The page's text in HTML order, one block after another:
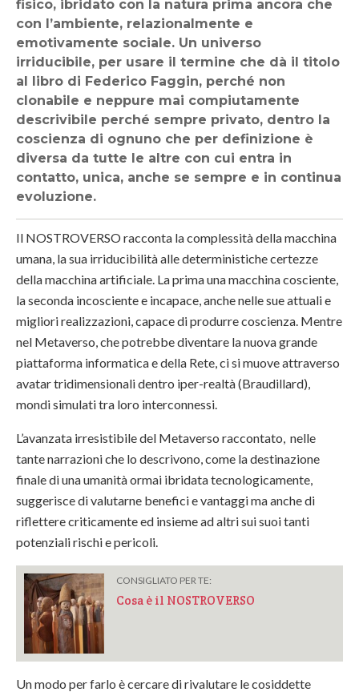
fisico, ibridato con la natura prima ancora che
con l’ambiente, relazionalmente e
emotivamente sociale. Un universo
irriducibile, per usare il termine che dà il titolo
al libro di Federico Faggin, perché non
clonabile e neppure mai compiutamente
descrivibile perché sempre privato, dentro la
coscienza di ognuno che per definizione è
diversa da tutte le altre con cui entra in
contatto, unica, anche se sempre e in continua
evoluzione.
Il NOSTROVERSO racconta la complessità della macchina
umana, la sua irriducibilità alle deterministiche certezze
della macchina artificiale. La prima una macchina cosciente,
la seconda incosciente e incapace, anche nelle sue attuali e
migliori realizzazioni, capace di produrre coscienza. Mentre
nel Metaverso, che potrebbe diventare la nuova grande
piattaforma informatica e della Rete, ci si muove attraverso
avatar tridimensionali dentro iper-realtà (Braudillard),
mondi simulati tra loro interconnessi.
L’avanzata irresistibile del Metaverso raccontato, nelle
tante narrazioni che lo descrivono, come la destinazione
finale di una umanità ormai ibridata tecnologicamente,
suggerisce di valutarne benefici e vantaggi ma anche di
riflettere criticamente ed insieme ad altri sui suoi tanti
potenziali rischi e pericoli.
CONSIGLIATO PER TE:
Cosa è il NOSTROVERSO
Un modo per farlo è cercare di rivalutare le cosiddette